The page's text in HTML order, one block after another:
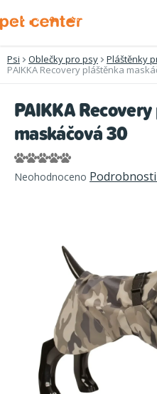
na
Psi Oblečky pro psy
Pláštěnky
PAIKKA Recovery pláštěnka
PAIKKA
maskáčová 30
Průměrné
hodnocení
Neohodnoceno